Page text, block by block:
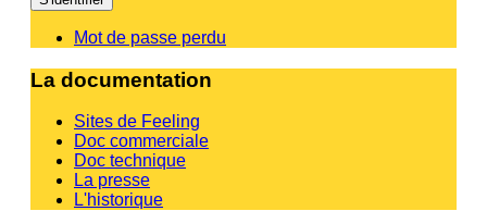
Mot de passe perdu
La documentation
Sites de Feeling
Doc commerciale
Doc technique
La presse
L'historique